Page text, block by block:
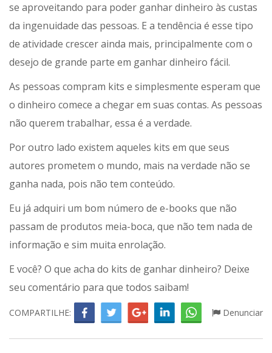
se aproveitando para poder ganhar dinheiro às custas
da ingenuidade das pessoas. E a tendência é esse tipo
de atividade crescer ainda mais, principalmente com o
desejo de grande parte em ganhar dinheiro fácil.
As pessoas compram kits e simplesmente esperam que
o dinheiro comece a chegar em suas contas. As pessoas
não querem trabalhar, essa é a verdade.
Por outro lado existem aqueles kits em que seus
autores prometem o mundo, mais na verdade não se
ganha nada, pois não tem conteúdo.
Eu já adquiri um bom número de e-books que não
passam de produtos meia-boca, que não tem nada de
informação e sim muita enrolação.
E você? O que acha do kits de ganhar dinheiro? Deixe
seu comentário para que todos saibam!
COMPARTILHE: Denunciar